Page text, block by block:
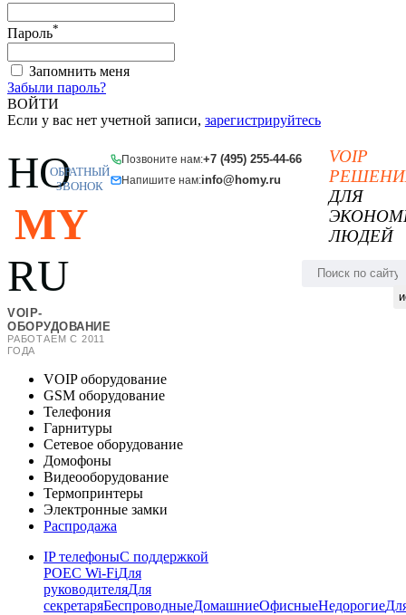
Пароль*
Запомнить меня
Забыли пароль?
ВОЙТИ
Если у вас нет учетной записи, зарегистрируйтесь
HO
MY
RU
VOIP-
ОБОРУДОВАНИЕ
РАБОТАЕМ С 2011
ГОДА
Позвоните нам:+7 (495) 255-44-66
Напишите нам:info@homy.ru
ОБРАТНЫЙ
ЗВОНОК
VOIP
ДЛЯ
ЛЮДЕЙ
VOIP оборудование
GSM оборудование
Телефония
Гарнитуры
Сетевое оборудование
Домофоны
Видеооборудование
Термопринтеры
Электронные замки
Распродажа
IP телефоныС поддержкой
POEC Wi-FiДля
руководителяДля
секретаряБеспроводныеДомашниеОфисныеНедорогие